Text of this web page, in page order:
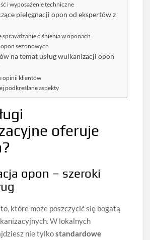
i wyposażenie techniczne
pielęgnacji opon od ekspertów z
sprawdzanie ciśnienia w oponach
sezonowych
na temat usług wulkanizacji opon
opinii klientów
podkreślane aspekty
oferuje
opon – szeroki
które może poszczycić się bogatą
W lokalnych
nie tylkostandardowe